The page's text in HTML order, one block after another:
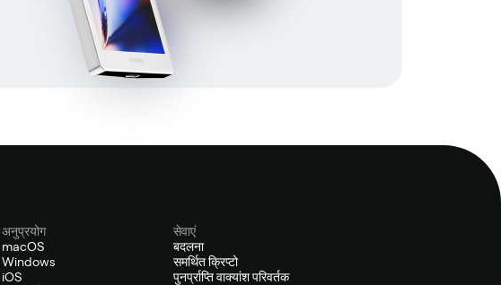
अनुप्रयोग
macOS
Windows
iOS
सेवाएं
बदलना
समर्थित क्रिप्टो
पुनर्प्राप्ति वाक्यांश परिवर्तक